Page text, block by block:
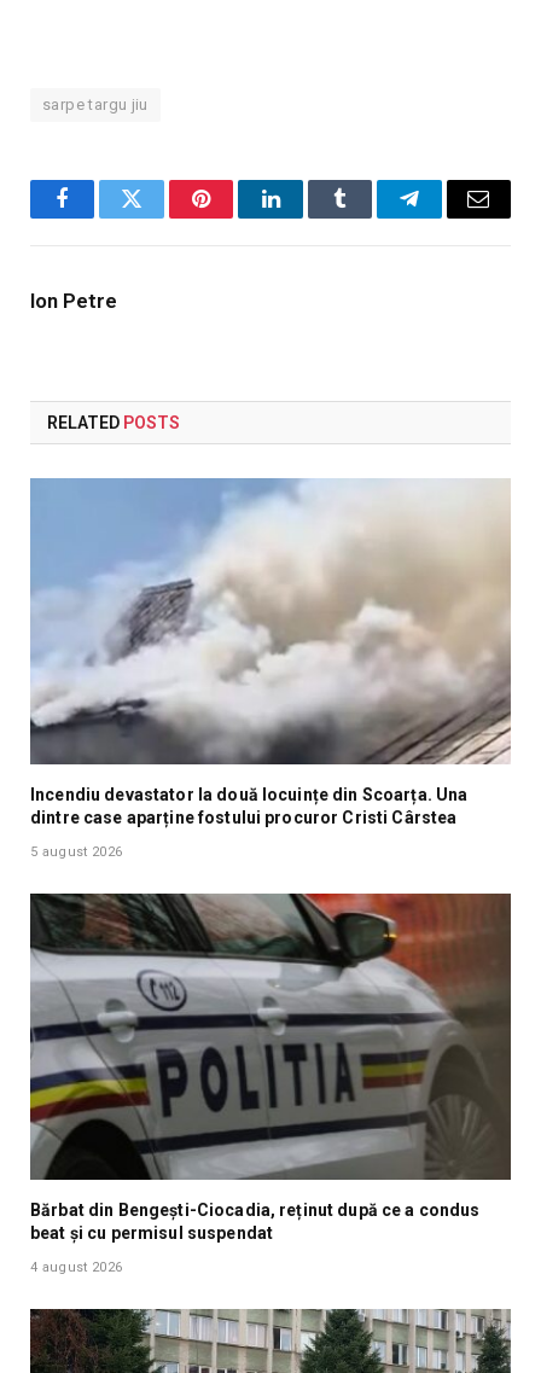
sarpe targu jiu
FacebookTwitter PinterestLinkedInTumblr TelegramEmail
Ion Petre
RELATED POSTS
Incendiu devastator la două locuințe din Scoarța. Una
dintre case aparține fostului procuror Cristi Cârstea
5 august 2026
Bărbat din Bengești-Ciocadia, reținut după ce a condus
beat și cu permisul suspendat
4 august 2026